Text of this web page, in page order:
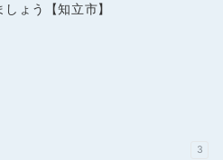
ょう【知立市】
3